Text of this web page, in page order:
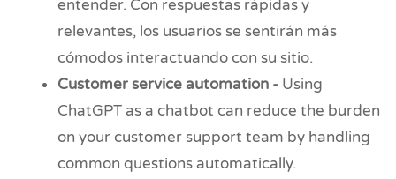
entender. Con respuestas rápidas y
relevantes, los usuarios se sentirán más
cómodos interactuando con su sitio.
Customer service automation - Using
ChatGPT as a chatbot can reduce the burden
on your customer support team by handling
common questions automatically.